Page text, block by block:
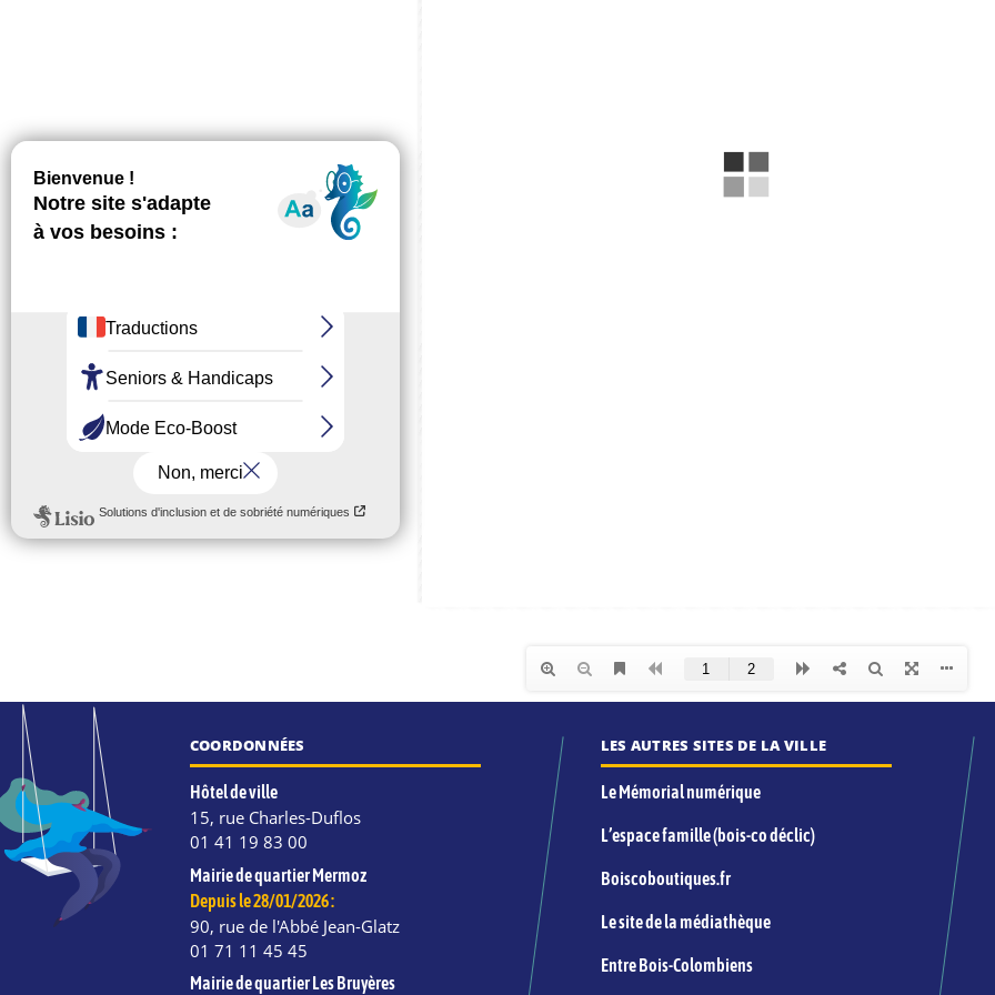
COORDONNÉES
Hôtel de ville
15, rue Charles-Duflos
01 41 19 83 00
Mairie de quartier Mermoz
Depuis le 28/01/2026 :
90, rue de l'Abbé Jean-Glatz
01 71 11 45 45
Mairie de quartier Les Bruyères
LES AUTRES SITES DE LA VILLE
Le Mémorial numérique
L’espace famille (bois-co déclic)
Boiscoboutiques.fr
Le site de la médiathèque
Entre Bois-Colombiens